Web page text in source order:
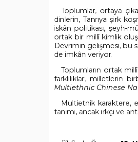
Toplumlar, ortaya
dinlerin, Tanrıya şirk
iskân politikası, şeyh-
ortak bir millî kimlik
Devrimin gelişmesi, bu
de imkân veriyor.
Toplumların ortak
farklılıklar, milletlerin
Multiethnic Chinese
Multietnik karaktere,
tanımı, ancak ırkçı ve